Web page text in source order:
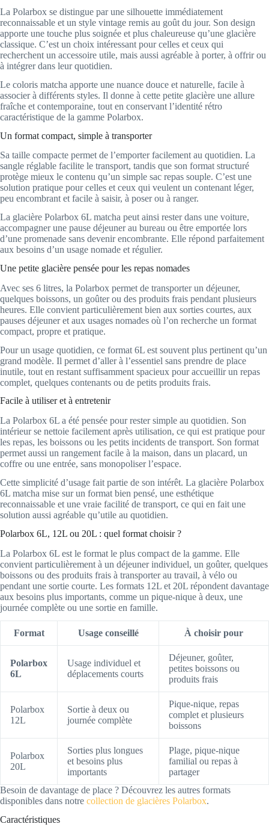
La Polarbox se distingue par une silhouette immédiatement
reconnaissable et un style vintage remis au goût du jour. Son design
apporte une touche plus soignée et plus chaleureuse qu’une glacière
classique. C’est un choix intéressant pour celles et ceux qui
recherchent un accessoire utile, mais aussi agréable à porter, à offrir ou
à intégrer dans leur quotidien.
Le coloris matcha apporte une nuance douce et naturelle, facile à
associer à différents styles. Il donne à cette petite glacière une allure
fraîche et contemporaine, tout en conservant l’identité rétro
caractéristique de la gamme Polarbox.
Un format compact, simple à transporter
Sa taille compacte permet de l’emporter facilement au quotidien. La
sangle réglable facilite le transport, tandis que son format structuré
protège mieux le contenu qu’un simple sac repas souple. C’est une
solution pratique pour celles et ceux qui veulent un contenant léger,
peu encombrant et facile à saisir, à poser ou à ranger.
La glacière Polarbox 6L matcha peut ainsi rester dans une voiture,
accompagner une pause déjeuner au bureau ou être emportée lors
d’une promenade sans devenir encombrante. Elle répond parfaitement
aux besoins d’un usage nomade et régulier.
Une petite glacière pensée pour les repas nomades
Avec ses 6 litres, la Polarbox permet de transporter un déjeuner,
quelques boissons, un goûter ou des produits frais pendant plusieurs
heures. Elle convient particulièrement bien aux sorties courtes, aux
pauses déjeuner et aux usages nomades où l’on recherche un format
compact, propre et pratique.
Pour un usage quotidien, ce format 6L est souvent plus pertinent qu’un
grand modèle. Il permet d’aller à l’essentiel sans prendre de place
inutile, tout en restant suffisamment spacieux pour accueillir un repas
complet, quelques contenants ou de petits produits frais.
Facile à utiliser et à entretenir
La Polarbox 6L a été pensée pour rester simple au quotidien. Son
intérieur se nettoie facilement après utilisation, ce qui est pratique pour
les repas, les boissons ou les petits incidents de transport. Son format
permet aussi un rangement facile à la maison, dans un placard, un
coffre ou une entrée, sans monopoliser l’espace.
Cette simplicité d’usage fait partie de son intérêt. La glacière Polarbox
6L matcha mise sur un format bien pensé, une esthétique
reconnaissable et une vraie facilité de transport, ce qui en fait une
solution aussi agréable qu’utile au quotidien.
Polarbox 6L, 12L ou 20L : quel format choisir ?
La Polarbox 6L est le format le plus compact de la gamme. Elle
convient particulièrement à un déjeuner individuel, un goûter, quelques
boissons ou des produits frais à transporter au travail, à vélo ou
pendant une sortie courte. Les formats 12L et 20L répondent davantage
aux besoins plus importants, comme un pique-nique à deux, une
journée complète ou une sortie en famille.
Format Usage conseillé À choisir pour
Polarbox
6L
Usage individuel et
déplacements courts
Déjeuner, goûter,
petites boissons ou
produits frais
Polarbox
12L
Sortie à deux ou
journée complète
Pique-nique, repas
complet et plusieurs
boissons
Polarbox
20L
Sorties plus longues
et besoins plus
importants
Plage, pique-nique
familial ou repas à
partager
Besoin de davantage de place ? Découvrez les autres formats
disponibles dans notre collection de glacières Polarbox.
Caractéristiques